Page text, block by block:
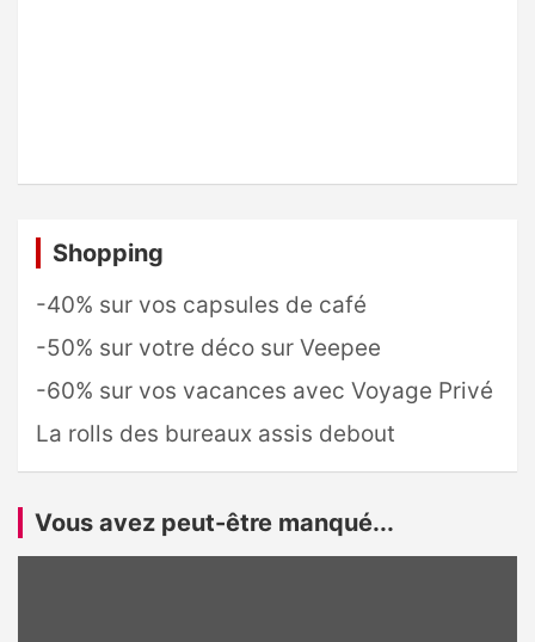
Shopping
-40% sur vos capsules de café
-50% sur votre déco sur Veepee
-60% sur vos vacances avec Voyage Privé
La rolls des bureaux assis debout
Vous avez peut-être manqué...